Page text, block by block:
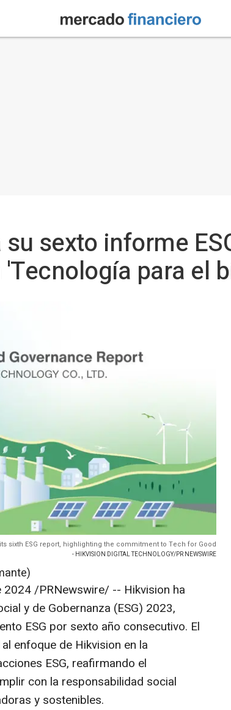
sexto informe
para el
sixth ESG report, highlighting the commitment to Tech for Good
- HIKVISION DIGITAL TECHNOLOGY/PR NEWSWIRE
2024/PRNewswire/ -- Hikvision ha
y de Gobernanza (ESG) 2023,
ESG por sexto año consecutivo. El
enfoque de Hikvision en la
ESG, reafirmando el
con la responsabilidad social
y sostenibles.